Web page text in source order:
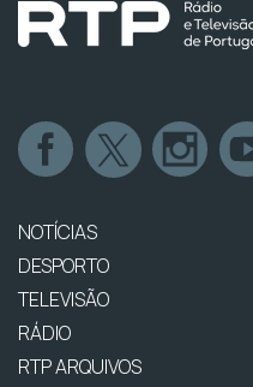
NOTÍCIAS
DESPORTO
TELEVISÃO
RÁDIO
RTP ARQUIVOS